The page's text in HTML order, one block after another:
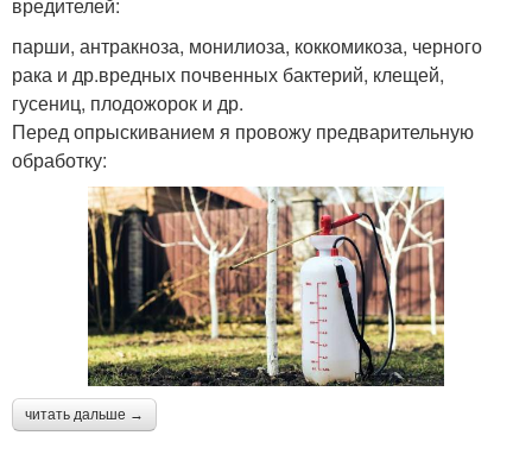
парши, антракноза, монилиоза, коккомикоза, черного
рака и др.вредных почвенных бактерий, клещей,
гусениц, плодожорок и др.
Перед опрыскиванием я провожу предварительную
обработку:
читать дальше →